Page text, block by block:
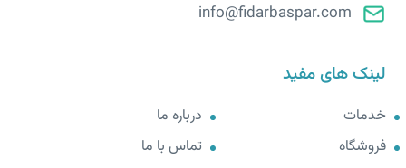
info@fidarbaspar.com
لینک های مفید
خدمات
فروشگاه
درباره ما
تماس با ما